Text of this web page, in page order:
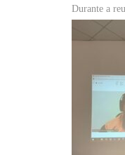
Durante a